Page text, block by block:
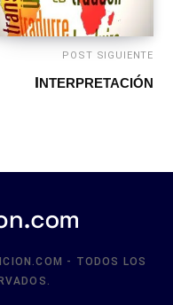
POST SIGUIENTE
INTERPRETACIÓN
- TODOS LOS